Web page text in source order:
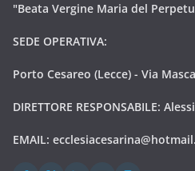
"Beata Vergine Maria del
SEDE OPERATIVA:
Porto Cesareo (Lecce) - Via
DIRETTORE RESPONSABILE:
EMAIL: